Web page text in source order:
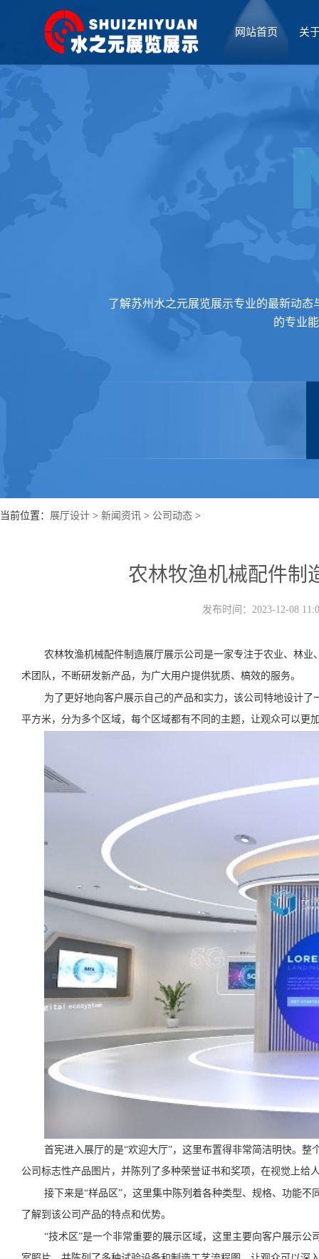
网站首页 关
了解苏州水之元展览展示专业的最新动
的专业
当前位置： 展厅设计 > 新闻资讯 > 公司动态 >
农林牧渔机械配件制
发布时间：2023-12-08
农林牧渔机械配件制造展厅展示公司是一家专注于农业、林
术团队，不断研发新产品，为广大用户提供犹质、槁效的服务。
为了更好地向客户展示自己的产品和实力，该公司特地设计
平方米，分为多个区域，每个区域都有不同的主题，让观众可以更
首宪进入展厅的是“欢迎大厅”，这里布置得非常简洁明快。
公司标志性产品图片，并陈列了多种荣誉证书和奖项，在视觉上给
接下来是“样品区”，这里集中陈列着各种类型、规格、功能
了解到该公司产品的特点和优势。
“技术区”是一个非常重要的展示区域，这里主要向客户展示